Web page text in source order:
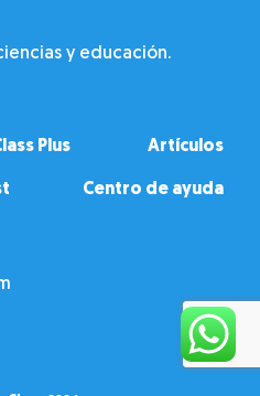
y educación.
Plus Artículos
Centro de ayuda